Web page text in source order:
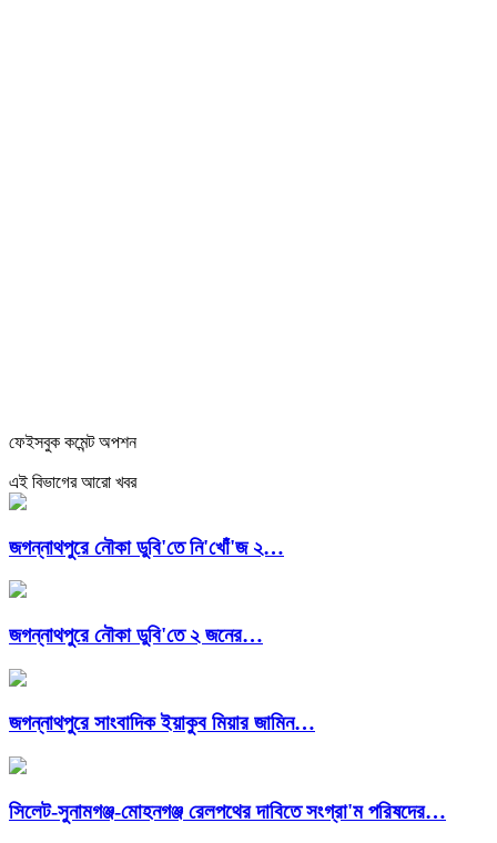
ফেইসবুক কমেন্ট অপশন
এই বিভাগের আরো খবর
জগন্নাথপুরে নৌকা ডুবি'তে নি'খোঁ'জ ২…
জগন্নাথপুরে নৌকা ডুবি'তে ২ জনের…
জগন্নাথপুরে সাংবাদিক ইয়াকুব মিয়ার জামিন…
সিলেট-সুনামগঞ্জ-মোহনগঞ্জ রেলপথের দাবিতে সংগ্রা'ম পরিষদের…